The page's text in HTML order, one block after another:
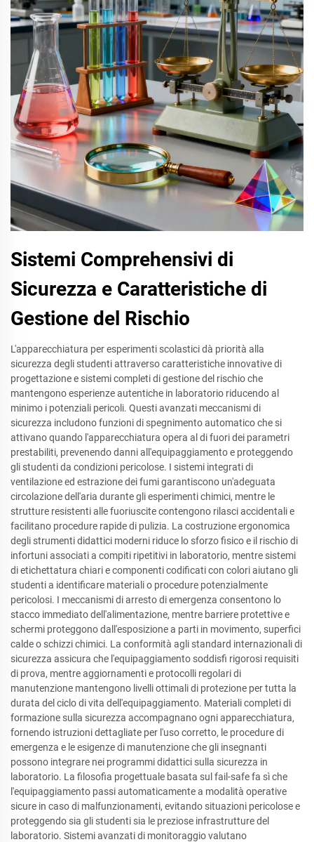
Sistemi Comprehensivi di
Sicurezza e Caratteristiche di
Gestione del Rischio
L'apparecchiatura per esperimenti scolastici dà priorità alla
sicurezza degli studenti attraverso caratteristiche innovative di
progettazione e sistemi completi di gestione del rischio che
mantengono esperienze autentiche in laboratorio riducendo al
minimo i potenziali pericoli. Questi avanzati meccanismi di
sicurezza includono funzioni di spegnimento automatico che si
attivano quando l'apparecchiatura opera al di fuori dei parametri
prestabiliti, prevenendo danni all'equipaggiamento e proteggendo
gli studenti da condizioni pericolose. I sistemi integrati di
ventilazione ed estrazione dei fumi garantiscono un'adeguata
circolazione dell'aria durante gli esperimenti chimici, mentre le
strutture resistenti alle fuoriuscite contengono rilasci accidentali e
facilitano procedure rapide di pulizia. La costruzione ergonomica
degli strumenti didattici moderni riduce lo sforzo fisico e il rischio di
infortuni associati a compiti ripetitivi in laboratorio, mentre sistemi
di etichettatura chiari e componenti codificati con colori aiutano gli
studenti a identificare materiali o procedure potenzialmente
pericolosi. I meccanismi di arresto di emergenza consentono lo
stacco immediato dell'alimentazione, mentre barriere protettive e
schermi proteggono dall'esposizione a parti in movimento, superfici
calde o schizzi chimici. La conformità agli standard internazionali di
sicurezza assicura che l'equipaggiamento soddisfi rigorosi requisiti
di prova, mentre aggiornamenti e protocolli regolari di
manutenzione mantengono livelli ottimali di protezione per tutta la
durata del ciclo di vita dell'equipaggiamento. Materiali completi di
formazione sulla sicurezza accompagnano ogni apparecchiatura,
fornendo istruzioni dettagliate per l'uso corretto, le procedure di
emergenza e le esigenze di manutenzione che gli insegnanti
possono integrare nei programmi didattici sulla sicurezza in
laboratorio. La filosofia progettuale basata sul fail-safe fa sì che
l'equipaggiamento passi automaticamente a modalità operative
sicure in caso di malfunzionamenti, evitando situazioni pericolose e
proteggendo sia gli studenti sia le preziose infrastrutture del
laboratorio. Sistemi avanzati di monitoraggio valutano